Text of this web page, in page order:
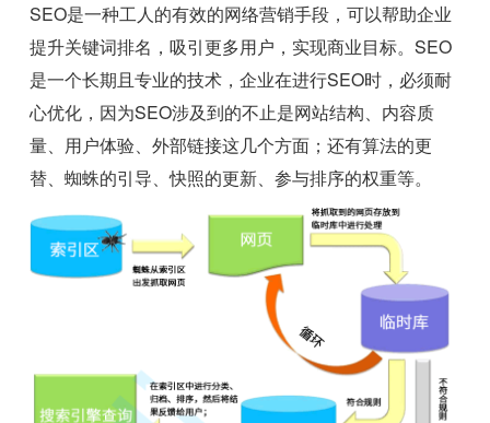
SEO是一种工人的有效的网络营销手段，可以帮助企业
提升关键词排名，吸引更多用户，实现商业目标。SEO
是一个长期且专业的技术，企业在进行SEO时，必须耐
心优化，因为SEO涉及到的不止是网站结构、内容质
量、用户体验、外部链接这几个方面；还有算法的更
替、蜘蛛的引导、快照的更新、参与排序的权重等。